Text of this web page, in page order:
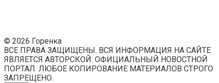
© 2026 Горенка
ВСЕ ПРАВА ЗАЩИЩЕНЫ. ВСЯ ИНФОРМАЦИЯ НА САЙТЕ
ЯВЛЯЕТСЯ АВТОРСКОЙ. ОФИЦИАЛЬНЫЙ НОВОСТНОЙ
ПОРТАЛ. ЛЮБОЕ КОПИРОВАНИЕ МАТЕРИАЛОВ СТРОГО
ЗАПРЕЩЕНО.